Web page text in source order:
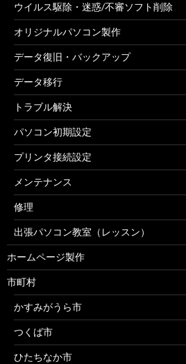
ウイルス駆除・迷惑/不審ソフト削除
オリジナルパソコン製作
データ復旧・バックアップ
データ移行
トラブル解決
パソコン初期設定
プリンタ接続設定
メンテナンス
修理
出張パソコン教室（レッスン）
ホームページ製作
市町村
かすみがうら市
つくば市
ひたちなか市